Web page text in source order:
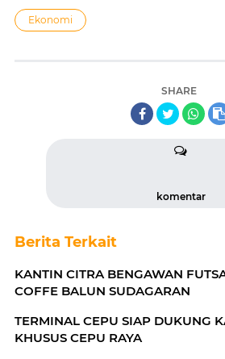
Ekonomi
SHARE
komentar
Berita Terkait
KANTIN CITRA BENGAWAN
COFFE BALUN SUDAGARAN
TERMINAL CEPU SIAP DUKUNG
KHUSUS CEPU RAYA